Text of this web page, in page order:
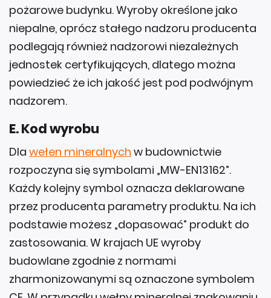
pożarowe budynku. Wyroby określone jako
niepalne, oprócz stałego nadzoru producenta
podlegają również nadzorowi niezależnych
jednostek certyfikujących, dlatego można
powiedzieć że ich jakość jest pod podwójnym
nadzorem.
E. Kod wyrobu
Dla wełen mineralnych w budownictwie
rozpoczyna się symbolami „MW-EN13162”.
Każdy kolejny symbol oznacza deklarowane
przez producenta parametry produktu. Na ich
podstawie możesz „dopasować” produkt do
zastosowania. W krajach UE wyroby
budowlane zgodnie z normami
zharmonizowanymi są oznaczone symbolem